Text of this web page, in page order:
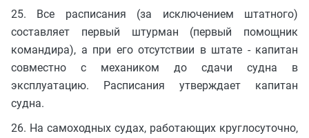
25. Все расписания (за исключением штатного)
составляет первый штурман (первый помощник
командира), а при его отсутствии в штате - капитан
совместно с механиком до сдачи судна в
эксплуатацию. Расписания утверждает капитан
судна.
26. На самоходных судах, работающих круглосуточно,